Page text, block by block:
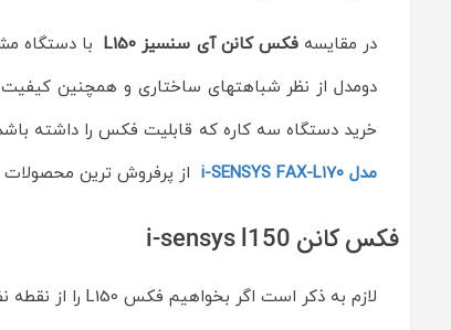
در مقایسهفکس کانن آی سنسیز L150 با دستگاه
دومدل از نظر شباهتهای ساختاری و همچنین
خرید دستگاه سه کاره که قابلیت فکس را داشته
مدل i-SENSYS FAX-L۱۷۰
از پرفروش ترین محصولات
فکس کانن i-sensys l150
لازم به ذکر است اگر بخواهیم فکس L150 را از نقطه نظر ماهیت کارتریج بسنجیم ،باید بگویم کارتریج این دستگاه